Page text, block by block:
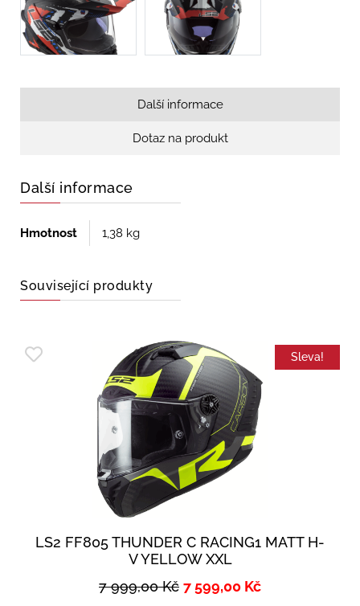
Další informace
Dotaz na produkt
Další informace
Hmotnost 1,38 kg
Související produkty
Sleva!
LS2 FF805 THUNDER C RACING1 MATT H-
V YELLOW XXL
7 999,00Kč 7 599,00 Kč